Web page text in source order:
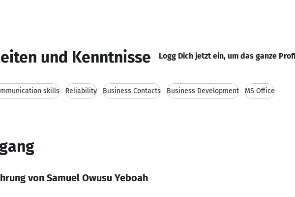
und Kenntnisse Logg Dich jetzt ein, um das ganze
skills Reliability Business Contacts Business Development MS Office
von Samuel Owusu Yeboah